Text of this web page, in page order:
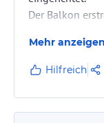
Der Balkon
Blick auf die
Es gab eine
liebevoll
Wenn man
Frühstück dazu
Mehr anzeigen
Hilfreich